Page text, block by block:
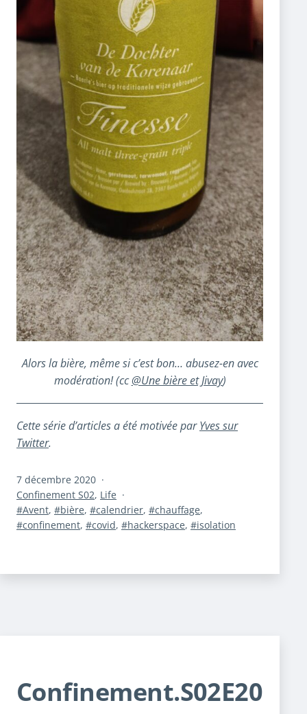
Alors la bière, même si c’est bon… abusez-en avec
modération! (cc@Une bière et Jivay)
Cette série d’articles a été motivée parYves sur
Twitter.
Publié
le
7 décembre 2020
Catégorisé
comme
Confinement S02, Life
Étiqueté
Avent, bière, calendrier, chauffage,
confinement, covid, hackerspace, isolation
Confinement.S02E20